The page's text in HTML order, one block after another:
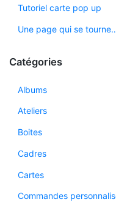
Tutoriel carte pop up
Une page qui se
Catégories
Albums
Ateliers
Boites
Cadres
Cartes
Commandes